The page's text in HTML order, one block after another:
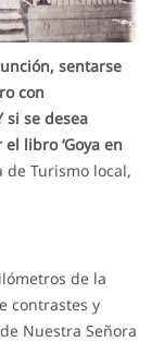
sentarse
con
si se desea
libro ‘Goya en
Turismo local,
de la
contrastes y
Nuestra Señora